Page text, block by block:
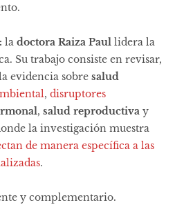
: la doctora Raiza Paul lidera la
Su trabajo consiste en revisar,
evidencia sobre salud
, disruptores
, salud reproductiva y
la investigación muestra
de manera específica a las
.
y complementario.